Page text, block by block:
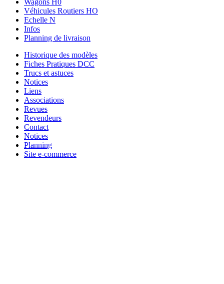
Wagons H0
Véhicules Routiers HO
Echelle N
Infos
Planning de livraison
Historique des modèles
Fiches Pratiques DCC
Trucs et astuces
Notices
Liens
Associations
Revues
Revendeurs
Contact
Notices
Planning
Site e-commerce